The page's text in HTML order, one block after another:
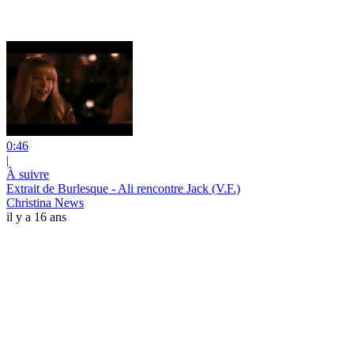
0:46
|
À suivre
Extrait de Burlesque - Ali rencontre Jack (V.F.)
Christina News
il y a 16 ans